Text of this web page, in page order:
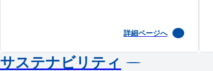
詳細ページへ
サステナビリティ